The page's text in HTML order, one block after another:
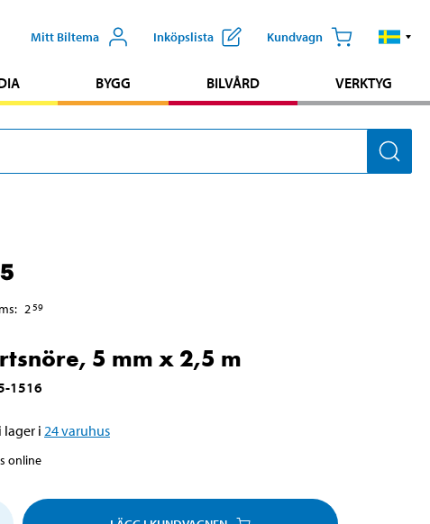
Mitt Biltema Inköpslista Kundvagn
BYGG BILVÅRD VERKTYG
: 259
5 mm x 2,5 m
1516
lager i 24varuhus
online